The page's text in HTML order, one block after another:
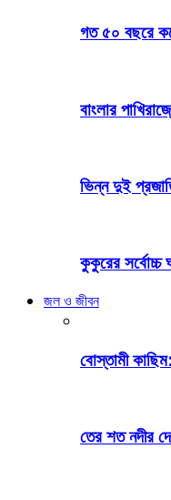
গত ৫০ বছরে
বাংলার
ভিন্ন দুই
কুকুরের সর্বোচ্চ
জল ও জীবন
বোস্তামী
তের শত নদীর